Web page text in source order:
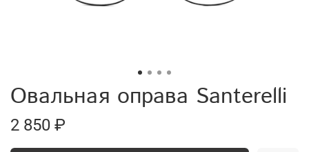
Овальная оправа Santerelli
2 850 ₽